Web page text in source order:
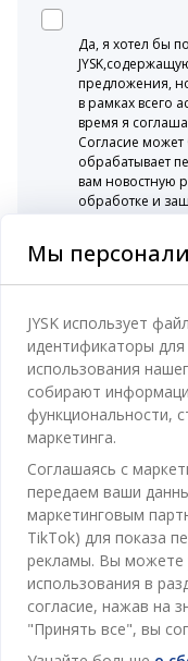
Да, я хотел бы
предложения,
в рамках всего
время я
Согласие может
обрабатывает
вам новостную
обработке и
Категории
Спальня
Ванная
Кабинет
Гостиная
Столовая
Хранение
Шторы
Отдел
Контакты службы
Магазины и часы
Акции
Пользовательское
Гарантия на продукт
JYSK
Про JYSK
JYSK.com
Пресса
Вакансии
ОФИС
TAROL-DD S.R.L.
Республика Молдова
JYSK BUSINESS TO
JYSK
Контактный центр
Телефон: 022 022 030
E-mail: support@jysk.md
Следите за Jysk
Мы
JYSK использует
идентификаторы
использования
собирают
функциональности,
маркетинга.
Соглашаясь с
передаем ваши
маркетинговым
TikTok) для показа
рекламы. Вы можете
использования в
согласие, нажав на
"Принять все", вы